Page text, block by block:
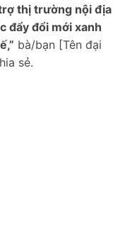
thị trường nội địa
đẩy đổi mới xanh
bà/bạn [Tên đại
sẻ.